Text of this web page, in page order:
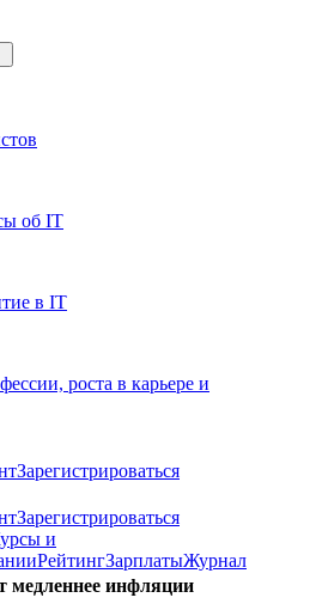
об IT
в IT
роста в карьере и
Зарегистрироваться
Зарегистрироваться
и
РейтингЗарплатыЖурнал
медленнее инфляции